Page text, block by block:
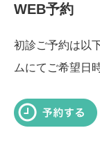
WEB予約
初診ご予約は以
ムにてご希望日